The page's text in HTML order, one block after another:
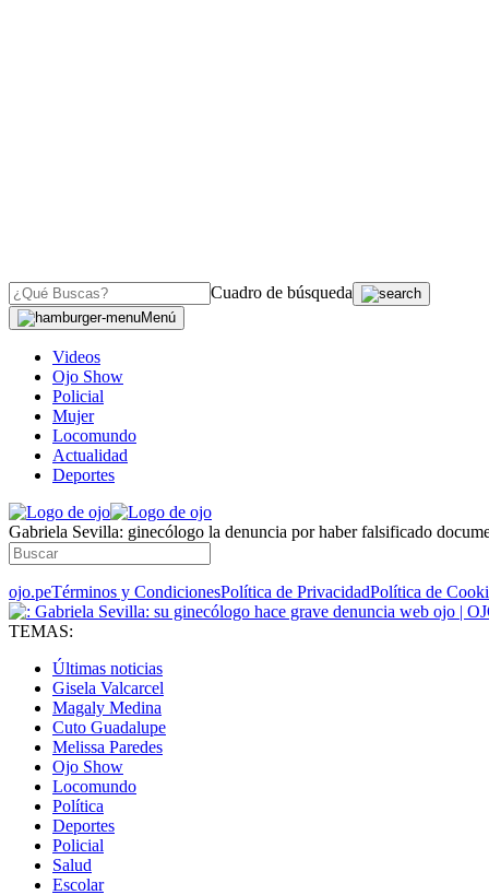
Cuadro de búsqueda
Menú
Videos
Ojo Show
Policial
Mujer
Locomundo
Actualidad
Deportes
Gabriela Sevilla: ginecólogo la denuncia por haber falsificado
ojo.peTérminos y CondicionesPolítica de PrivacidadPolítica de
TEMAS:
Últimas noticias
Gisela Valcarcel
Magaly Medina
Cuto Guadalupe
Melissa Paredes
Ojo Show
Locomundo
Política
Deportes
Policial
Salud
Escolar